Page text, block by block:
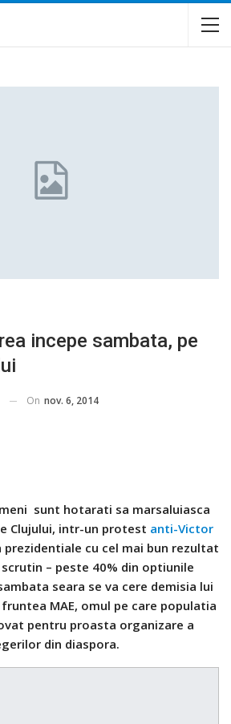
incepe sambata, pe
On nov. 6, 2014
sunt hotarati sa marsaluiasca
Clujului, intr-un protest anti-Victor
prezidentiale cu cel mai bun rezultat
– peste 40% din optiunile
seara se va cere demisia lui
MAE, omul pe care populatia
pentru proasta organizare a
din diaspora.